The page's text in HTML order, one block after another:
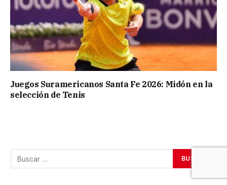
Juegos Suramericanos Santa Fe 2026: Midón en la
selección de Tenis